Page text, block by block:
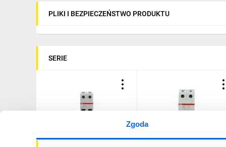
Zgoda
PLIKI I BEZPIECZEŃSTWO PRODUKTU
SERIE